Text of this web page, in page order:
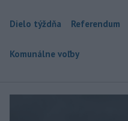
Dielo týždňa Referendum
Komunálne voľby